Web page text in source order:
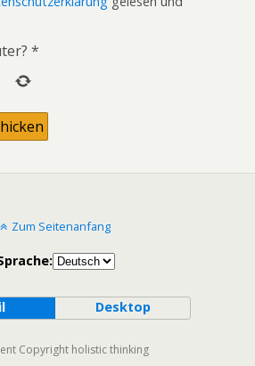
*
Zum Seitenanfang
Desktop
Copyright holistic thinking